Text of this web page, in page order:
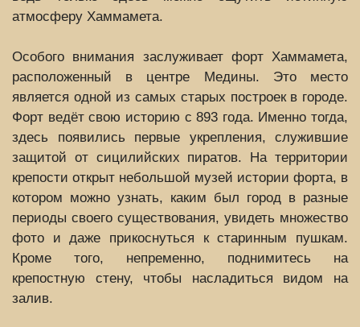
атмосферу Хаммамета.
Особого внимания заслуживает форт Хаммамета,
расположенный в центре Медины. Это место
является одной из самых старых построек в городе.
Форт ведёт свою историю с 893 года. Именно тогда,
здесь появились первые укрепления, служившие
защитой от сицилийских пиратов. На территории
крепости открыт небольшой музей истории форта, в
котором можно узнать, каким был город в разные
периоды своего существования, увидеть множество
фото и даже прикоснуться к старинным пушкам.
Кроме того, непременно, поднимитесь на
крепостную стену, чтобы насладиться видом на
залив.